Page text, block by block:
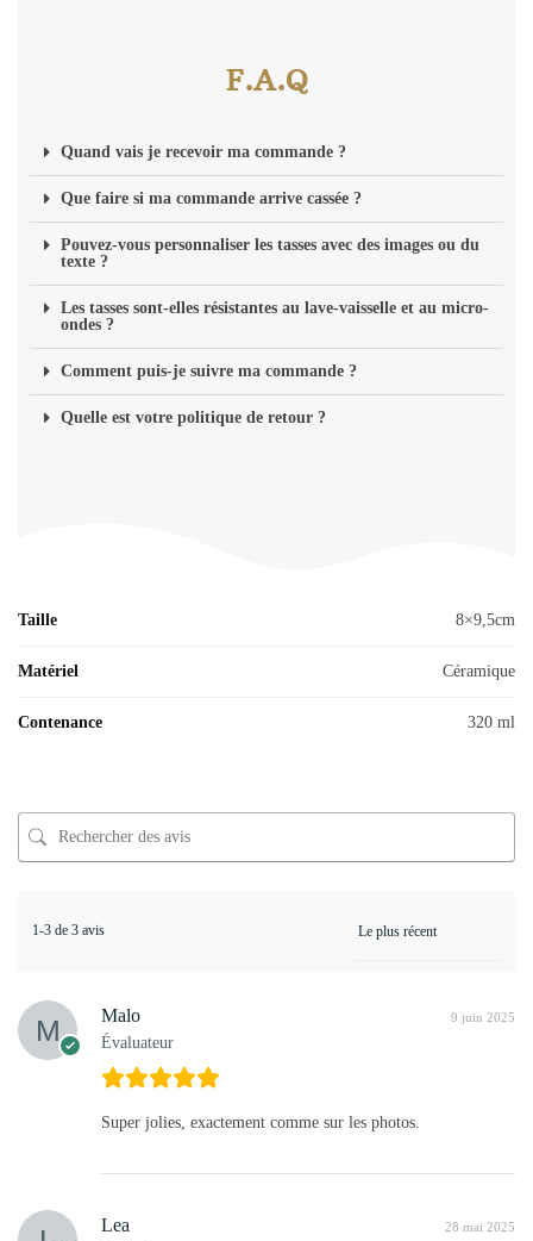
F.A.Q
Quand vais je recevoir ma commande ?
Que faire si ma commande arrive cassée ?
Pouvez-vous personnaliser les tasses avec des images ou du
texte ?
Les tasses sont-elles résistantes au lave-vaisselle et au micro-
ondes ?
Comment puis-je suivre ma commande ?
Quelle est votre politique de retour ?
Taille 8×9,5cm
Matériel Céramique
Contenance 320 ml
1-3 de 3 avis
Malo
Évaluateur
9 juin 2025
Super jolies, exactement comme sur les photos.
Lea 28 mai 2025